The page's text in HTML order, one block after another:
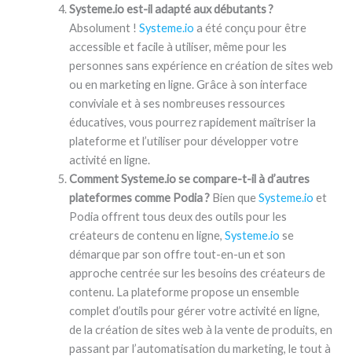
Systeme.io est-il adapté aux débutants ?
Absolument !Systeme.io a été conçu pour être
accessible et facile à utiliser, même pour les
personnes sans expérience en création de sites web
ou en marketing en ligne. Grâce à son interface
conviviale et à ses nombreuses ressources
éducatives, vous pourrez rapidement maîtriser la
plateforme et l’utiliser pour développer votre
activité en ligne.
Comment Systeme.io se compare-t-il à d’autres
plateformes comme Podia ? Bien queSysteme.io et
Podia offrent tous deux des outils pour les
créateurs de contenu en ligne,Systeme.io se
démarque par son offre tout-en-un et son
approche centrée sur les besoins des créateurs de
contenu. La plateforme propose un ensemble
complet d’outils pour gérer votre activité en ligne,
de la création de sites web à la vente de produits, en
passant par l’automatisation du marketing, le tout à